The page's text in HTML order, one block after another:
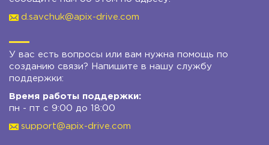
d.savchuk@apix-drive.com
У вас есть вопросы или вам нужна помощь по
созданию связи? Напишите в нашу службу
поддержки:
Время работы поддержки:
пн - пт с 9:00 до 18:00
support@apix-drive.com